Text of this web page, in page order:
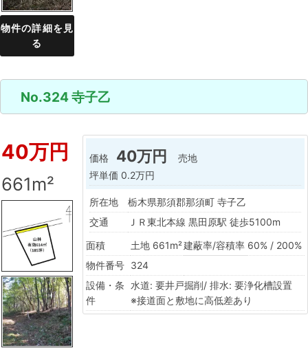
物件の詳細を見
る
No.324 寺子乙
40万円
661m²
価格 40万円
売地
坪単価 0.2万円
所在地
栃木県那須郡那須町 寺子乙
交通
ＪＲ東北本線 黒田原駅 徒歩5100m
面積
土地 661m²建蔽率/容積率 60% / 200%
物件番号 324
設備・条
件
水道: 要井戸掘削/ 排水: 要浄化槽設置
※接道面と敷地に高低差あり